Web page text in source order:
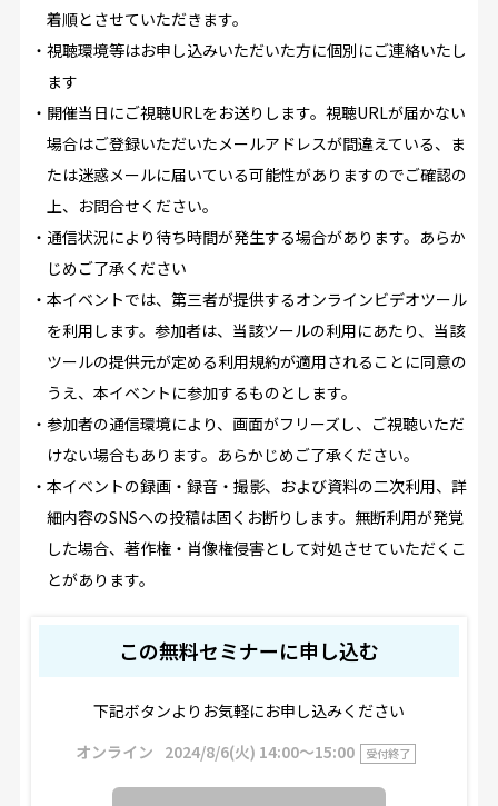
着順とさせていただきます。
・視聴環境等はお申し込みいただいた方に個別にご連絡いたし
ます
・開催当日にご視聴URLをお送りします。視聴URLが届かない
場合はご登録いただいたメールアドレスが間違えている、ま
たは迷惑メールに届いている可能性がありますのでご確認の
上、お問合せください。
・通信状況により待ち時間が発生する場合があります。あらか
じめご了承ください
・本イベントでは、第三者が提供するオンラインビデオツール
を利用します。参加者は、当該ツールの利用にあたり、当該
ツールの提供元が定める利用規約が適用されることに同意の
うえ、本イベントに参加するものとします。
・参加者の通信環境により、画面がフリーズし、ご視聴いただ
けない場合もあります。あらかじめご了承ください。
・本イベントの録画・録音・撮影、および資料の二次利用、詳
細内容のSNSへの投稿は固くお断りします。無断利用が発覚
した場合、著作権・肖像権侵害として対処させていただくこ
とがあります。
この無料セミナーに申し込む
下記ボタンよりお気軽にお申し込みください
オンライン 2024/8/6(火) 14:00〜15:00 受付終了